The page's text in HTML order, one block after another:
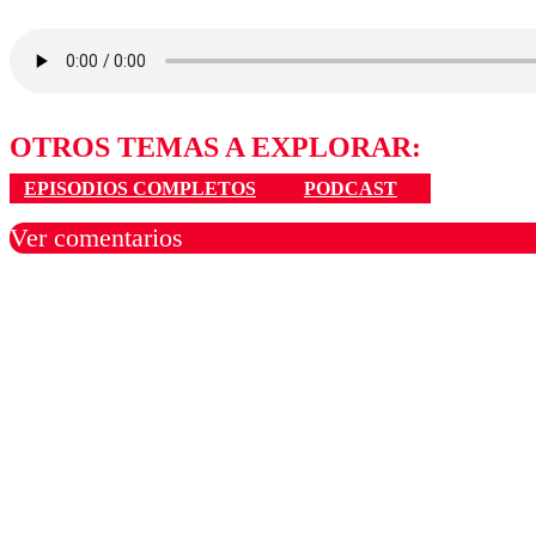
OTROS TEMAS A EXPLORAR:
EPISODIOS COMPLETOS PODCAST
Ver comentarios